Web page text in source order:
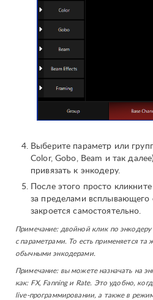
Выберите параметр или
Color, Gobo, Beam и так
привязать к энкодеру.
После этого просто
за пределами всплывающего
закроется самостоятельно.
Примечание: двойной клик по
с параметрами. То есть применяется та
обычными энкодерами.
Примечание: вы можете назначать на
как: FX, Fanning и Rate. Это удобно,
live-программировании, а также в